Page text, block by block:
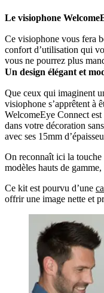
Le visiophone
Ce visiophone vous fera
confort d’utilisation qui
vous ne pourrez plus
Un design élégant et
Que ceux qui imaginent
visiophone s’apprêtent à
WelcomeEye Connect
dans votre décoration
avec ses 15mm
On reconnaît ici la touche
modèles hauts de
Ce kit est pourvu d’une
offrir une image nette et